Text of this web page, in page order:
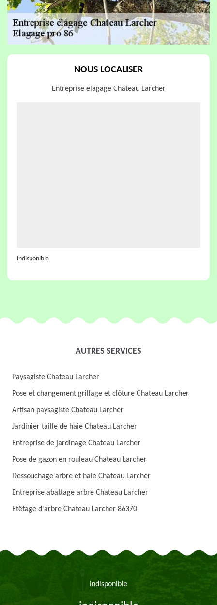
NOUS LOCALISER
Entreprise élagage Chateau Larcher
indisponible
AUTRES SERVICES
Paysagiste Chateau Larcher
Pose et changement grillage et clôture Chateau Larcher
Artisan paysagiste Chateau Larcher
Jardinier taille de haie Chateau Larcher
Entreprise de jardinage Chateau Larcher
Pose de gazon en rouleau Chateau Larcher
Dessouchage arbre et haie Chateau Larcher
Entreprise abattage arbre Chateau Larcher
Etêtage d'arbre Chateau Larcher 86370
indisponible